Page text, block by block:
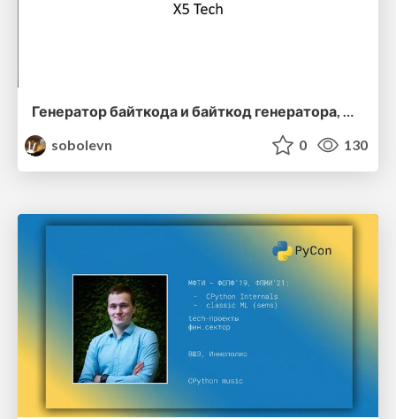
Генератор байткода и байткод генератора, Михаил Ефимов, PythoNN
sobolevn
0 130